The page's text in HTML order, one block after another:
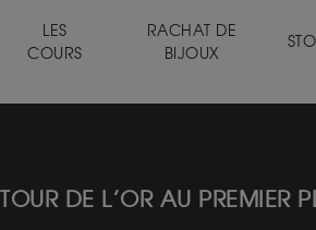
LES
COURS
RACHAT DE
BIJOUX
DE L’OR AU PREMIER